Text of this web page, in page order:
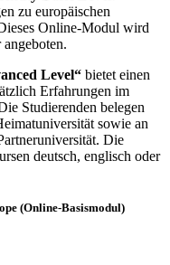
zu europäischen
Online-Modul wird
Level“ bietet einen
Erfahrungen im
Studierenden belegen
sowie an
Die
deutsch, englisch oder
(Online-Basismodul)